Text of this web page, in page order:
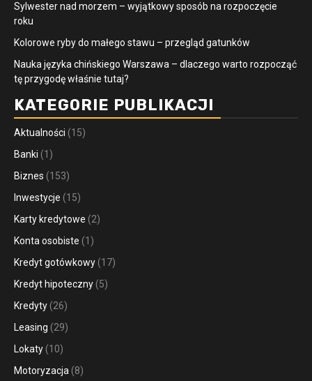
Sylwester nad morzem – wyjątkowy sposób na rozpoczęcie
roku
Kolorowe ryby do małego stawu – przegląd gatunków
Nauka języka chińskiego Warszawa – dlaczego warto rozpocząć
tę przygodę właśnie tutaj?
KATEGORIE PUBLIKACJI
Aktualności (15)
Banki (1)
Biznes (153)
Inwestycje (15)
Karty kredytowe (2)
Konta osobiste (1)
Kredyt gotówkowy (17)
Kredyt hipoteczny (5)
Kredyty (26)
Leasing (29)
Lokaty (10)
Motoryzacja (8)